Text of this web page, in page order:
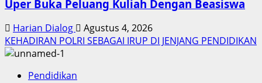
Uper Buka Peluang Kuliah Dengan Beasiswa
Harian Dialog
Agustus 4, 2026
KEHADIRAN POLRI SEBAGAI IRUP DI JENJANG PENDIDIKAN
Pendidikan